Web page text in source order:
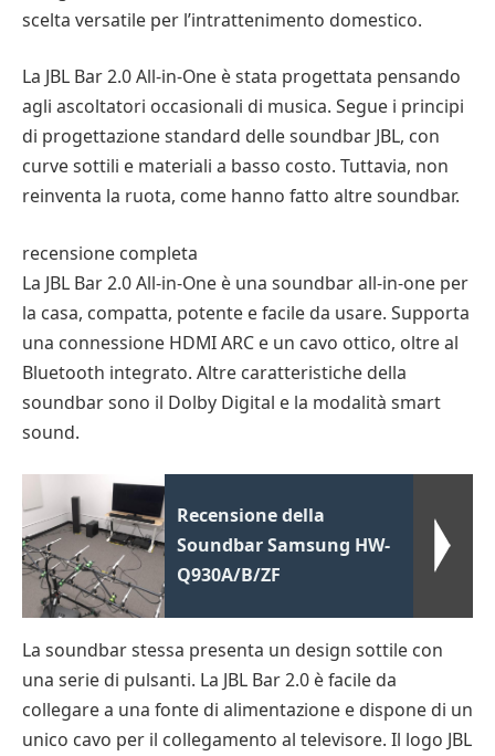
scelta versatile per l’intrattenimento domestico.
La JBL Bar 2.0 All-in-One è stata progettata pensando
agli ascoltatori occasionali di musica. Segue i principi
di progettazione standard delle soundbar JBL, con
curve sottili e materiali a basso costo. Tuttavia, non
reinventa la ruota, come hanno fatto altre soundbar.
recensione completa
La JBL Bar 2.0 All-in-One è una soundbar all-in-one per
la casa, compatta, potente e facile da usare. Supporta
una connessione HDMI ARC e un cavo ottico, oltre al
Bluetooth integrato. Altre caratteristiche della
soundbar sono il Dolby Digital e la modalità smart
sound.
Recensione della
Soundbar Samsung HW-
Q930A/B/ZF
La soundbar stessa presenta un design sottile con
una serie di pulsanti. La JBL Bar 2.0 è facile da
collegare a una fonte di alimentazione e dispone di un
unico cavo per il collegamento al televisore. Il logo JBL